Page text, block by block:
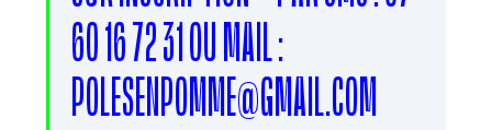
60 16 72 31 OU MAIL :
POLESENPOMME@GMAIL.COM